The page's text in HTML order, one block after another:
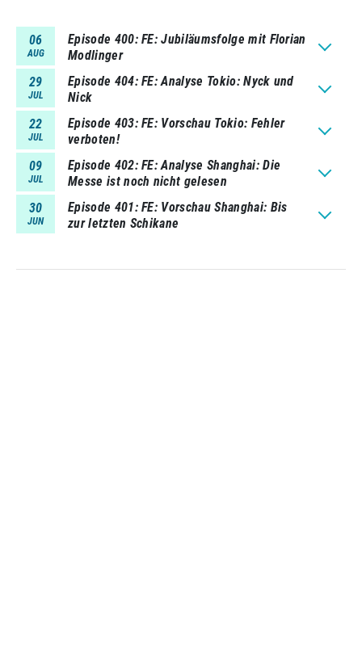
06
AUG
Episode 400 FE: Jubiläumsfolge mit Florian
Modlinger
29
JUL
Episode 404 FE: Analyse Tokio: Nyck und
Nick
22
JUL
Episode 403 FE: Vorschau Tokio: Fehler
verboten!
09
JUL
Episode 402 FE: Analyse Shanghai: Die
Messe ist noch nicht gelesen
30
JUN
Episode 401 FE: Vorschau Shanghai: Bis
zur letzten Schikane